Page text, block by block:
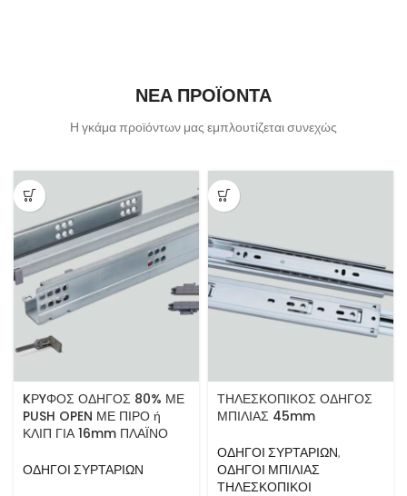
ΝΕΑ ΠΡΟΪΟΝΤΑ
Η γκάμα προϊόντων μας εμπλουτίζεται συνεχώς
KΡYΦΟΣ ΟΔΗΓΟΣ 80% ΜΕ
PUSH OPEN ΜΕ ΠΙΡΟ ή
ΚΛΙΠ ΓΙΑ 16mm ΠΛΑΪΝΟ
ΟΔΗΓΟΙ ΣΥΡΤΑΡΙΩΝ
ΤΗΛΕΣΚΟΠΙΚΟΣ ΟΔΗΓΟΣ
ΜΠΙΛΙΑΣ 45mm
ΟΔΗΓΟΙ ΣΥΡΤΑΡΙΩΝ,
ΟΔΗΓΟΙ ΜΠΙΛΙΑΣ
ΤΗΛΕΣΚΟΠΙΚΟΙ